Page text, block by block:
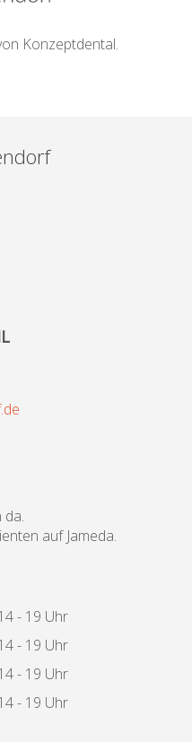
Konzeptdental.
da.
auf Jameda.
- 19 Uhr
- 19 Uhr
- 19 Uhr
- 19 Uhr